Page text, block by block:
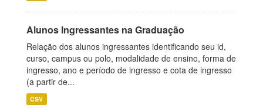
Alunos Ingressantes na Graduação
Relação dos alunos ingressantes identificando seu id,
curso, campus ou polo, modalidade de ensino, forma de
ingresso, ano e período de ingresso e cota de ingresso
(a partir de...
CSV